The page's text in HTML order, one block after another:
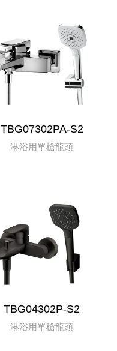
TBG07302PA-S2
淋浴用單槍龍頭
TBG04302P-S2
淋浴用單槍龍頭